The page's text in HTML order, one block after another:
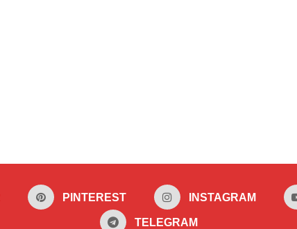
PINTEREST INSTAGRAM
TELEGRAM